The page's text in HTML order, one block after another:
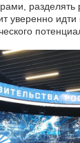
разделять
уверенно